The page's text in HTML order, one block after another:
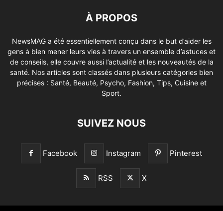
À PROPOS
NewsMAG a été essentiellement conçu dans le but d’aider les
gens à bien mener leurs vies à travers un ensemble d’astuces et
de conseils, elle couvre aussi l’actualité et les nouveautés de la
santé. Nos articles sont classés dans plusieurs catégories bien
précises : Santé, Beauté, Psycho, Fashion, Tips, Cuisine et
Sport.
SUIVEZ NOUS
Facebook Instagram Pinterest
RSS X